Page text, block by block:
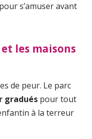
s’amuser avant
les maisons
de peur. Le parc
gradués pour tout
à la terreur